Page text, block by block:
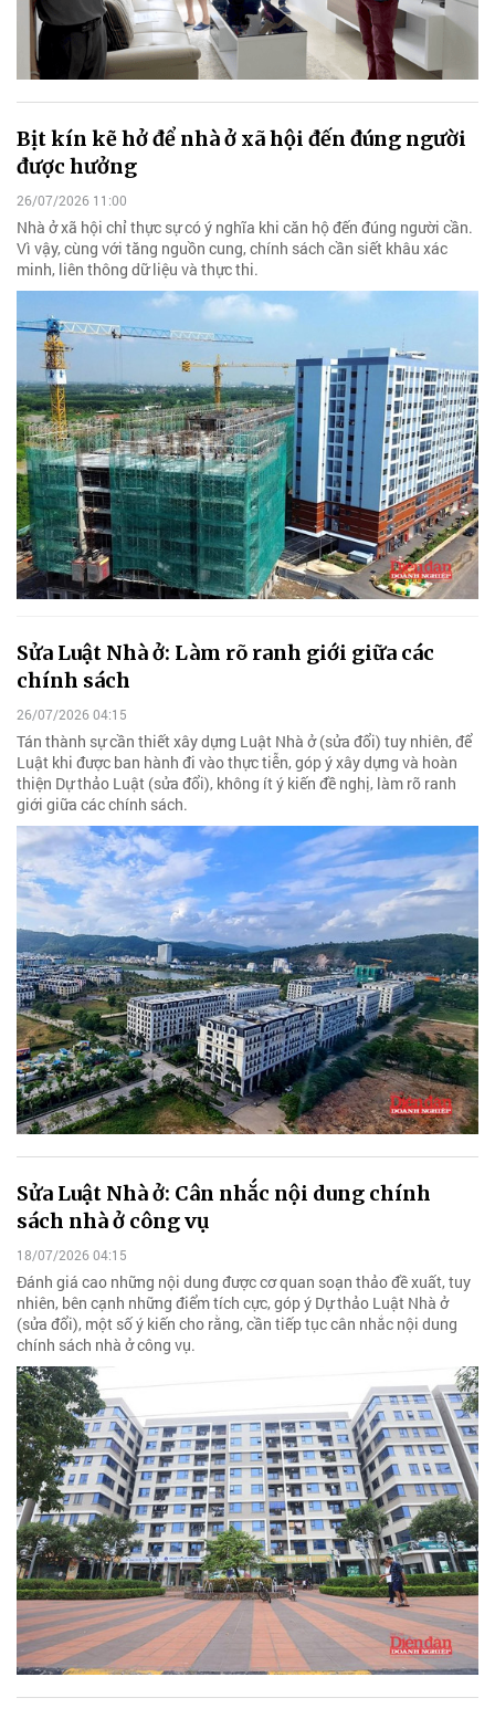
Bịt kín kẽ hở để nhà ở xã hội đến đúng người
được hưởng
26/07/2026 11:00
Nhà ở xã hội chỉ thực sự có ý nghĩa khi căn hộ đến đúng người cần.
Vì vậy, cùng với tăng nguồn cung, chính sách cần siết khâu xác
minh, liên thông dữ liệu và thực thi.
Sửa Luật Nhà ở: Làm rõ ranh giới giữa các
chính sách
26/07/2026 04:15
Tán thành sự cần thiết xây dựng Luật Nhà ở (sửa đổi) tuy nhiên, để
Luật khi được ban hành đi vào thực tiễn, góp ý xây dựng và hoàn
thiện Dự thảo Luật (sửa đổi), không ít ý kiến đề nghị, làm rõ ranh
giới giữa các chính sách.
Sửa Luật Nhà ở: Cân nhắc nội dung chính
sách nhà ở công vụ
18/07/2026 04:15
Đánh giá cao những nội dung được cơ quan soạn thảo đề xuất, tuy
nhiên, bên cạnh những điểm tích cực, góp ý Dự thảo Luật Nhà ở
(sửa đổi), một số ý kiến cho rằng, cần tiếp tục cân nhắc nội dung
chính sách nhà ở công vụ.